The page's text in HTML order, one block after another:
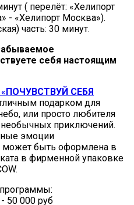
( перелёт: «Хелипорт
- «Хелипорт Москва»).
часть: 30 минут.
себя настоящим
ПОЧУВСТВУЙ СЕБЯ
подарком для
или просто любителя
необычных приключений.
эмоции
может быть оформлена в
в фирменной упаковке
50 000 руб